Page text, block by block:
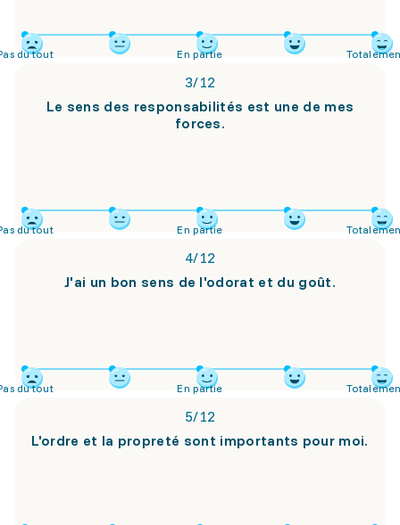
du tout En partie
3/12
Le sens des responsabilités est une de mes
forces.
du tout En partie
4/12
J'ai un bon sens de l'odorat et du goût.
du tout En partie
5/12
L'ordre et la propreté sont importants pour moi.